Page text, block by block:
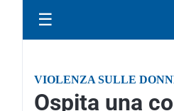
☰
VIOLENZA SULLE
Ospita una